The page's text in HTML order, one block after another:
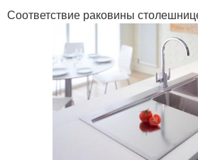
Соответствие раковины